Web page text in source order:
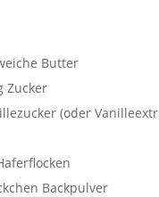
Butter
Zucker
(oder
Backpulver